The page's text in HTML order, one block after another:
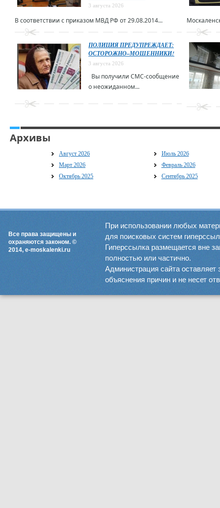
3 августа 2026
В соответствии с приказом МВД РФ от 29.08.2014...
ПОЛИЦИЯ ПРЕДУПРЕЖДАЕТ:
ОСТОРОЖНО–МОШЕННИКИ!
3 августа 2026
Вы получили СМС-сообщение
о неожиданном...
Архивы
Август 2026
Июль 2026
Март 2026
Февраль 2026
Октябрь 2025
Сентябрь 2025
Все права защищены и
охраняются законом. ©
2014, e-moskalenki.ru
При использовании любых
для поисковых систем
Гиперссылка размещается вне
полностью или частично.
Администрация сайта оставляет
объяснения причин и не несет